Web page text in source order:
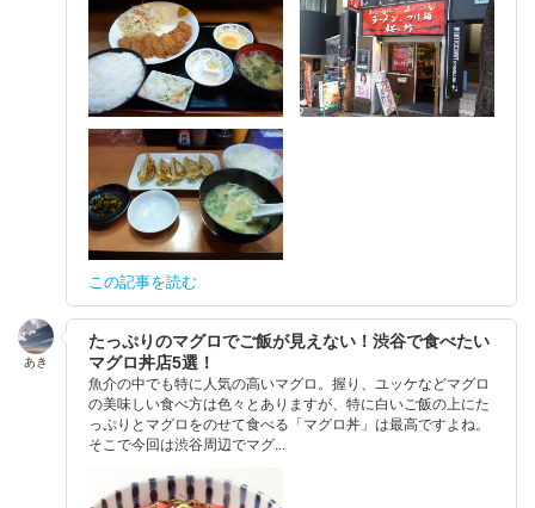
この記事を読む
あき
たっぷりのマグロでご飯が見えない！渋谷で食べたい
マグロ丼店5選！
魚介の中でも特に人気の高いマグロ。握り、ユッケなどマグロ
の美味しい食べ方は色々とありますが、特に白いご飯の上にた
っぷりとマグロをのせて食べる「マグロ丼」は最高ですよね。
そこで今回は渋谷周辺でマグ...